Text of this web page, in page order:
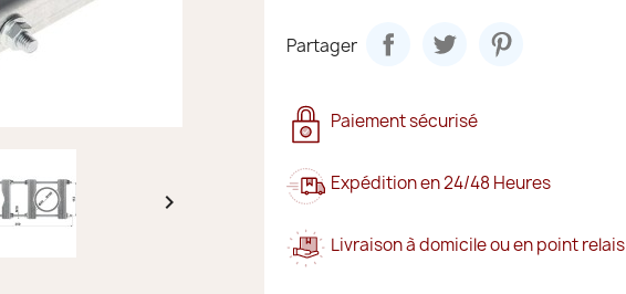

Partager
Paiement sécurisé
Expédition en 24/48 Heures
Livraison à domicile ou en point relais